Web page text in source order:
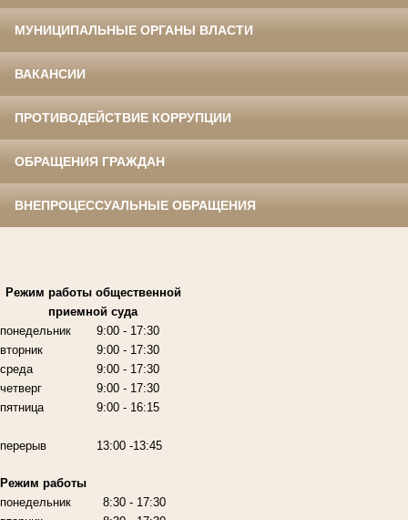
МУНИЦИПАЛЬНЫЕ ОРГАНЫ ВЛАСТИ
ВАКАНСИИ
ПРОТИВОДЕЙСТВИЕ КОРРУПЦИИ
ОБРАЩЕНИЯ ГРАЖДАН
ВНЕПРОЦЕССУАЛЬНЫЕ ОБРАЩЕНИЯ
Режим работыобщественной
приемной суда
понедельник
вторник
среда
четверг
пятница
9:00 - 17:30
9:00 - 17:30
9:00 - 17:30
9:00 - 17:30
9:00 - 16:15
перерыв 13:00 -13:45
Режим работы
понедельник
8:30 - 17:30